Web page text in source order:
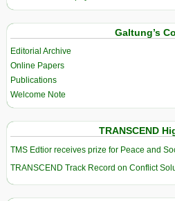
Galtung’s
Editorial Archive
Online Papers
Publications
Welcome Note
TRANSCEND
TMS Edtior receives prize for Peace and
TRANSCEND Track Record on Conflict